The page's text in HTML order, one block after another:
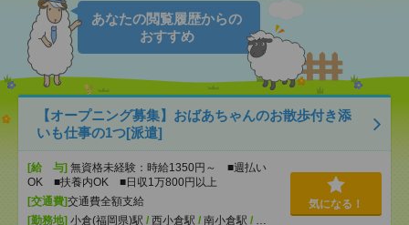
あなたの閲覧履歴からの
おすすめ
【オープニング募集】おばあちゃんのお散歩付き添
いも仕事の1つ[派遣]
[給 与] 無資格未経験：時給1350円～ ■週払い
OK ■扶養内OK ■日収1万800円以上
[交通費]交通費全額支給
[勤務地] 小倉(福岡県)駅 / 西小倉駅 / 南小倉駅 / …
気になる！